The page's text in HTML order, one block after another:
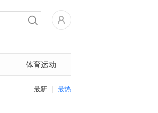
体育运动
最热
最新